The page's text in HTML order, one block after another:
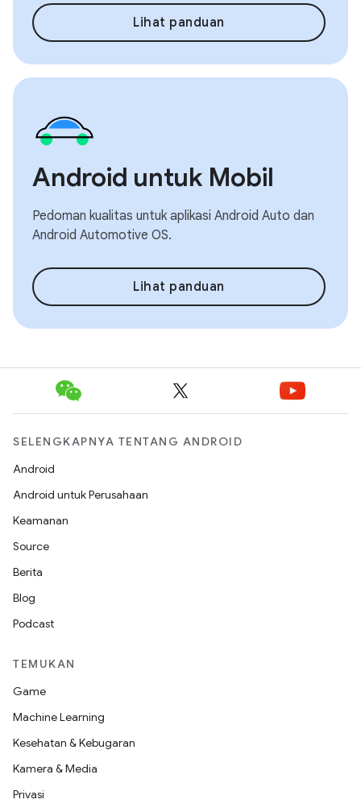
Lihat panduan
Android untuk Mobil
Pedoman kualitas untuk aplikasi Android Auto dan
Android Automotive OS.
Lihat panduan
SELENGKAPNYA TENTANG ANDROID
Android
Android untuk Perusahaan
Keamanan
Source
Berita
Blog
Podcast
TEMUKAN
Game
Machine Learning
Kesehatan & Kebugaran
Kamera & Media
Privasi